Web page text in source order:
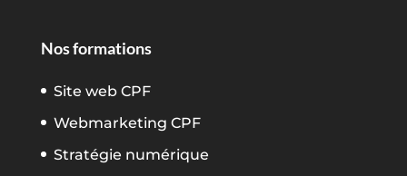
Nos formations
Site web CPF
Webmarketing CPF
Stratégie numérique